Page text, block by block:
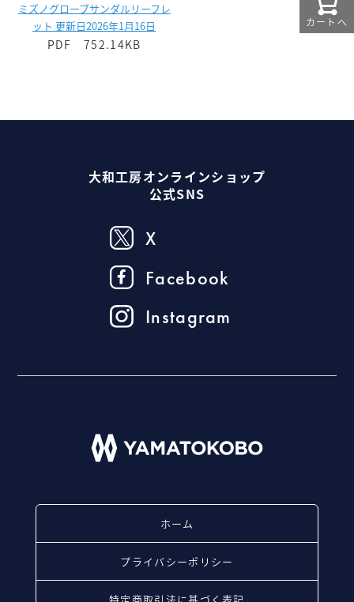
カートへ
ミズノグローブサンダルリーフレ
ット 更新日2026年1月16日
PDF 752.14KB
大和工房オンラインショップ
公式SNS
X
Facebook
Instagram
ホーム
プライバシーポリシー